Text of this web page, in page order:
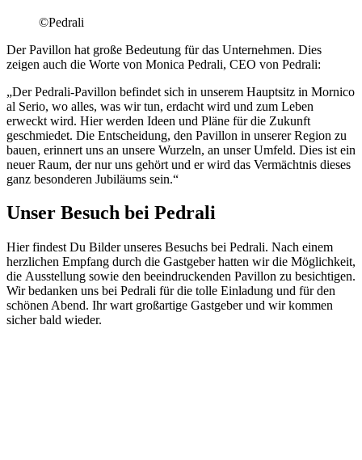
©Pedrali
Der Pavillon hat große Bedeutung für das Unternehmen. Dies
zeigen auch die Worte von Monica Pedrali, CEO von Pedrali:
„Der Pedrali-Pavillon befindet sich in unserem Hauptsitz in Mornico
al Serio, wo alles, was wir tun, erdacht wird und zum Leben
erweckt wird. Hier werden Ideen und Pläne für die Zukunft
geschmiedet. Die Entscheidung, den Pavillon in unserer Region zu
bauen, erinnert uns an unsere Wurzeln, an unser Umfeld. Dies ist ein
neuer Raum, der nur uns gehört und er wird das Vermächtnis dieses
ganz besonderen Jubiläums sein.“
Unser Besuch bei Pedrali
Hier findest Du Bilder unseres Besuchs bei Pedrali. Nach einem
herzlichen Empfang durch die Gastgeber hatten wir die Möglichkeit,
die Ausstellung sowie den beeindruckenden Pavillon zu besichtigen.
Wir bedanken uns bei Pedrali für die tolle Einladung und für den
schönen Abend. Ihr wart großartige Gastgeber und wir kommen
sicher bald wieder.